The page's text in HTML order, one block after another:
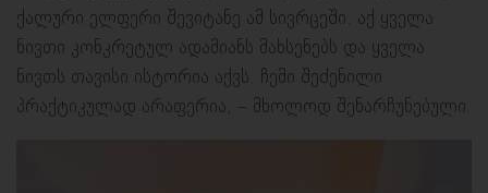
ქალური ელფერი შევიტანე ამ სივრცეში. აქ ყველა
ნივთი კონკრეტულ ადამიანს მახსენებს და ყველა
ნივთს თავისი ისტორია აქვს. ჩემი შეძენილი
პრაქტიკულად არაფერია, – მხოლოდ შენარჩუნებული.